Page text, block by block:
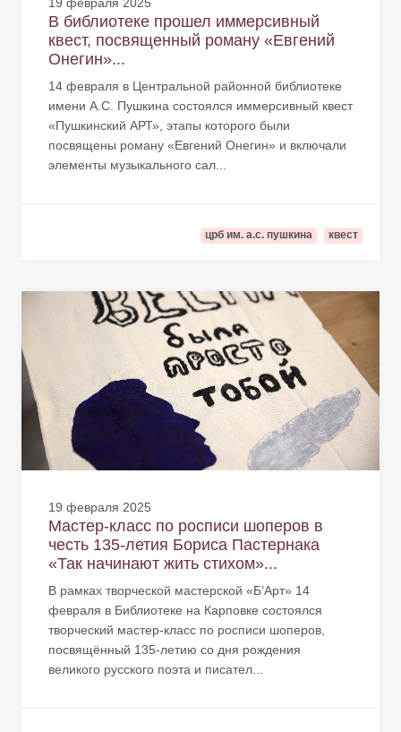
В библиотеке прошел иммерсивный
квест, посвященный роману «Евгений
Онегин»...
14 февраля в Центральной районной библиотеке
имени А.С. Пушкина состоялся иммерсивный квест
«Пушкинский АРТ», этапы которого были
посвящены роману «Евгений Онегин» и включали
элементы музыкального сал...
црб им. а.с. пушкина квест
19 февраля 2025
Мастер-класс по росписи шоперов в
честь 135-летия Бориса Пастернака
«Так начинают жить стихом»...
В рамках творческой мастерской «Б’Арт» 14
февраля в Библиотеке на Карповке состоялся
творческий мастер-класс по росписи шоперов,
посвящённый 135-летию со дня рождения
великого русского поэта и писател...